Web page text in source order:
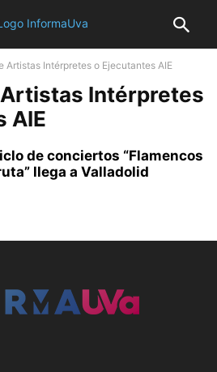
Artistas Intérpretes o Ejecutantes AIE
Intérpretes
AIE
de conciertos “Flamencos
llega a Valladolid